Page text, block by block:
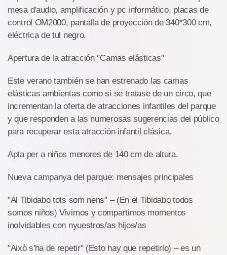
mesa d'audio, amplificación y pc informático, placas de
control OM2000, pantalla de proyección de 340*300 cm,
eléctrica de tul negro.
Apertura de la atracción "Camas elásticas"
Este verano también se han estrenado las camas
elásticas ambientas como si se tratase de un circo, que
incrementan la oferta de atracciones infantiles del parque
y que responden a las numerosas sugerencias del público
para recuperar esta atracción infantil clásica.
Apta per a niños menores de 140 cm de altura.
Nueva campanya del parque: mensajes principales
"Al Tibidabo tots som nens" – (En el Tibidabo todos
somos niños) Vivimos y compartimos momentos
inolvidables con nyuestros/as hijos/as
"Això s'ha de repetir" (Esto hay que repetirlo) – es un